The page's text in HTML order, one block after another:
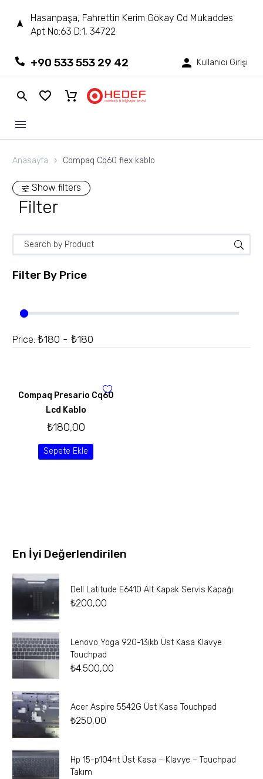
Hasanpaşa, Fahrettin Kerim Gökay Cd Mukaddes
Apt No:63 D:1, 34722
+90 533 553 29 42 Kullanıcı Girişi
Anasayfa Compaq Cq60 flex kablo
Show filters
Filter
Filter By Price
Price: ₺180 - ₺180
Compaq Presario Cq60
Lcd Kablo
₺180,00
Sepete Ekle
En İyi Değerlendirilen
Dell Latitude E6410 Alt Kapak Servis Kapağı
₺200,00
Lenovo Yoga 920-13ikb Üst Kasa Klavye
Touchpad
₺4.500,00
Acer Aspire 5542G Üst Kasa Touchpad
₺250,00
Hp 15-p104nt Üst Kasa – Klavye – Touchpad
Takım